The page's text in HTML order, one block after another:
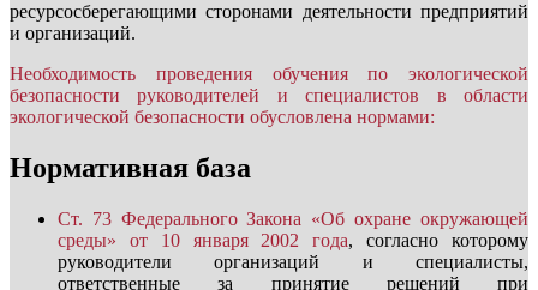
ресурсосберегающими сторонами деятельности предприятий
и организаций.
Необходимость проведения обучения по экологической
безопасности руководителей и специалистов в области
экологической безопасности обусловлена нормами:
Нормативная база
Ст. 73 Федерального Закона «Об охране окружающей
среды» от 10 января 2002 года, согласно которому
руководители организаций и специалисты,
ответственные за принятие решений при